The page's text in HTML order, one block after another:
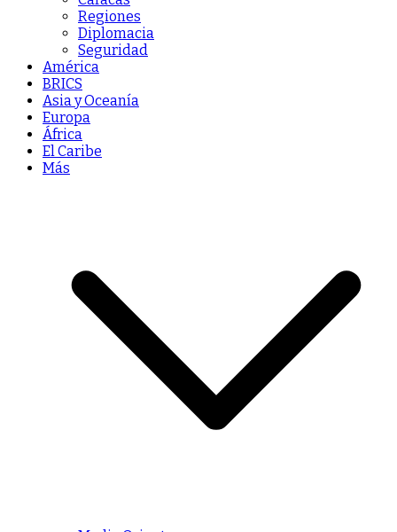
Regiones
Diplomacia
Seguridad
América
BRICS
Asia y Oceanía
Europa
África
El Caribe
Más